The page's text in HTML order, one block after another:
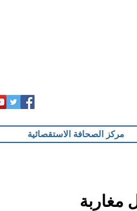
مركز الصحافة الاستقصائية
مغاربة